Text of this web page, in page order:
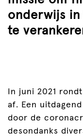
onderwijs in
te
In juni 2021
af. Een
door de
desondanks